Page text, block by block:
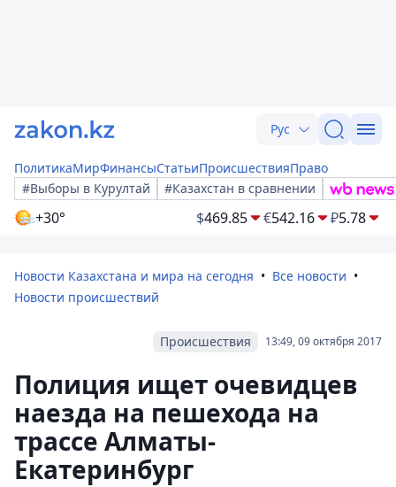
Рус
ПолитикаМирФинансыСтатьиПроисшествияПраво
#Выборы в Курултай
#Казахстан в сравнении
+30° $469.85 €542.16 ₽5.78
Новости Казахстана и мира на сегодня
Все новости
Новости происшествий
13:49, 09 октября 2017
Происшествия
Полиция ищет очевидцев
наезда на пешехода на
трассе Алматы-
Екатеринбург